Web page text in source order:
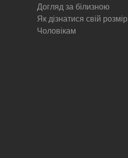
Догляд за білизною
Як дізнатися свій розмір
Чоловікам